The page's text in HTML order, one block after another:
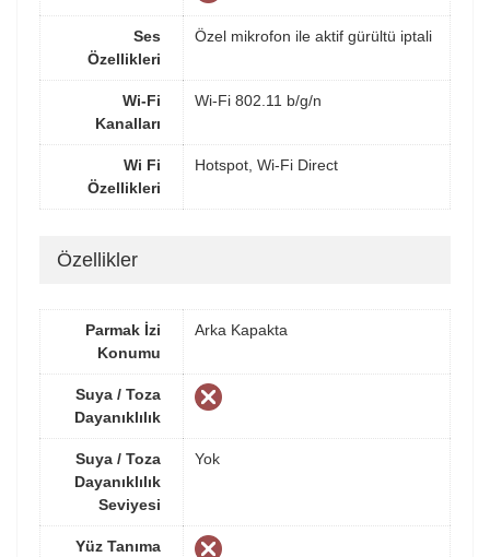
Ses
Özellikleri
Özel mikrofon ile aktif gürültü iptali
Wi-Fi
Kanalları
Wi-Fi 802.11 b/g/n
Wi Fi
Özellikleri
Hotspot, Wi-Fi Direct
Özellikler
Parmak İzi
Konumu
Arka Kapakta
Suya / Toza
Dayanıklılık
Suya / Toza
Dayanıklılık
Seviyesi
Yok
Yüz Tanıma